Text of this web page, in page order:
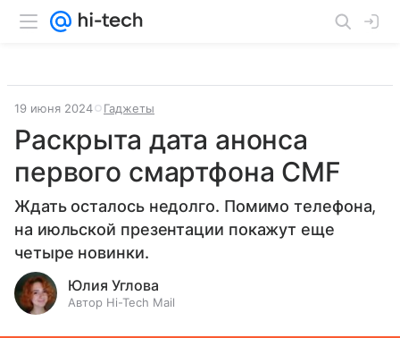
19 июня 2024 Гаджеты
Раскрыта дата анонса
первого смартфона CMF
Ждать осталось недолго. Помимо телефона,
на июльской презентации покажут еще
четыре новинки.
Юлия Углова
Автор Hi-Tech Mail